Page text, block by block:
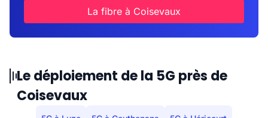
La fibre à Coisevaux
Le déploiement de la 5G près de
Coisevaux